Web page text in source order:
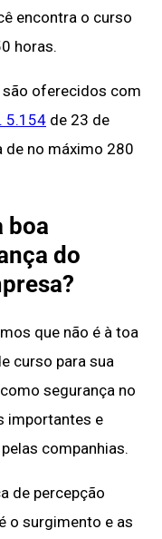
encontra o curso
horas.
oferecidos com
5.154 de 23 de
de no máximo 280
boa
do
que não é à toa
curso para sua
segurança no
importantes e
companhias.
de percepção
o surgimento e as